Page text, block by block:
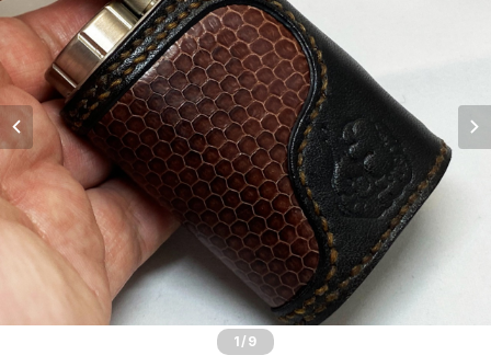
1 /9